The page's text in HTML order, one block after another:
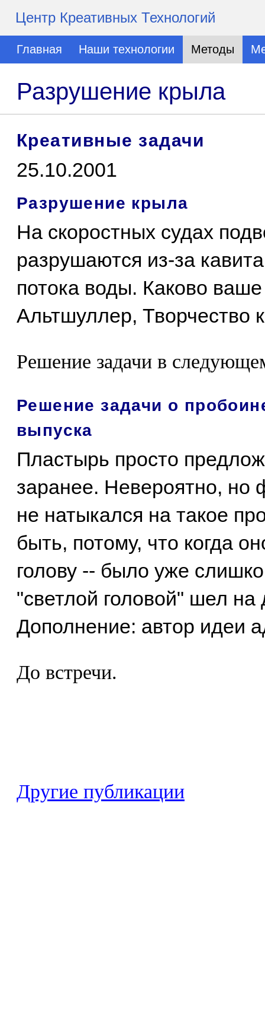
Центр Креативных Технологий
Главная Наши технологии Методы
Разрушение крыла
Креативные задачи
25.10.2001
Разрушение крыла
На скоростных судах
разрушаются из-за
потока воды. Каково
Альтшуллер, Творчество
Решение задачи в
Решение задачи о
выпуска
Пластырь просто
заранее. Невероятно, но
не натыкался на такое
быть, потому, что когда
голову -- было уже
"светлой головой" шел на
Дополнение: автор идеи
До встречи.
Другие публикации